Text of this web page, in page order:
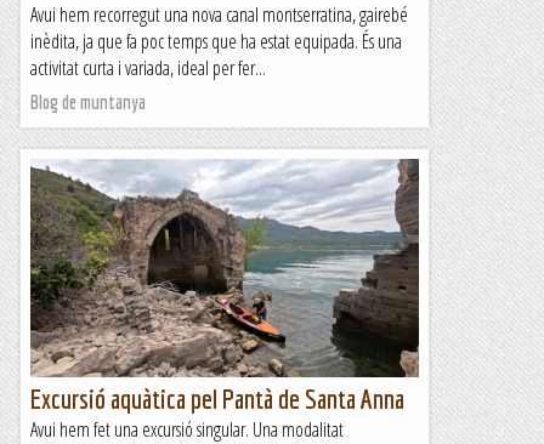
Avui hem recorregut una nova canal montserratina, gairebé
inèdita, ja que fa poc temps que ha estat equipada. És una
activitat curta i variada, ideal per fer...
Blog de muntanya
Excursió aquàtica pel Pantà de Santa Anna
Avui hem fet una excursió singular. Una modalitat